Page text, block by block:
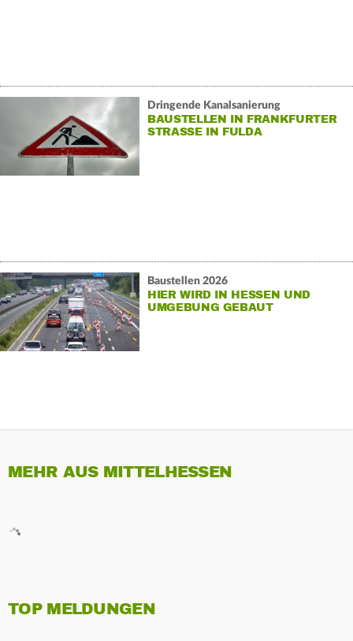
Dringende Kanalsanierung
BAUSTELLEN IN FRANKFURTER
STRASSE IN FULDA
Baustellen 2026
HIER WIRD IN HESSEN UND
UMGEBUNG GEBAUT
MEHR AUS MITTELHESSEN
TOP MELDUNGEN